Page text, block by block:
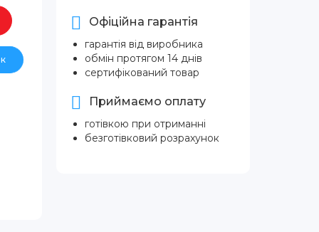
Офіційна гарантія
гарантія від виробника
обмін протягом 14 днів
сертифікований товар
Приймаємо оплату
готівкою при отриманні
безготівковий розрахунок